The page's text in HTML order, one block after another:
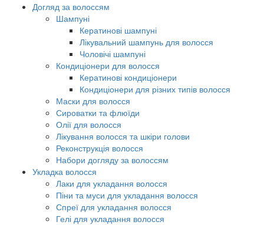
Догляд за волоссям
Шампуні
Кератинові шампуні
Лікувальний шампунь для волосся
Чоловічі шампуні
Кондиціонери для волосся
Кератинові кондиціонери
Кондиціонери для різних типів волосся
Маски для волосся
Сироватки та флюїди
Олії для волосся
Лікування волосся та шкіри голови
Реконструкція волосся
Набори догляду за волоссям
Укладка волосся
Лаки для укладання волосся
Піни та муси для укладання волосся
Спреї для укладання волосся
Гелі для укладання волосся